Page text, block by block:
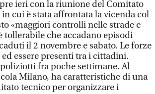
ieri con la riunione del Comitato
cui è stata affrontata la vicenda col
«maggiori controlli nelle strade e
tollerabile che accadano episodi
il 2 novembre e sabato. Le forze
essere presenti tra i cittadini.
fra poche settimane. Al
Milano, ha caratteristiche di una
tecnico per organizzare i